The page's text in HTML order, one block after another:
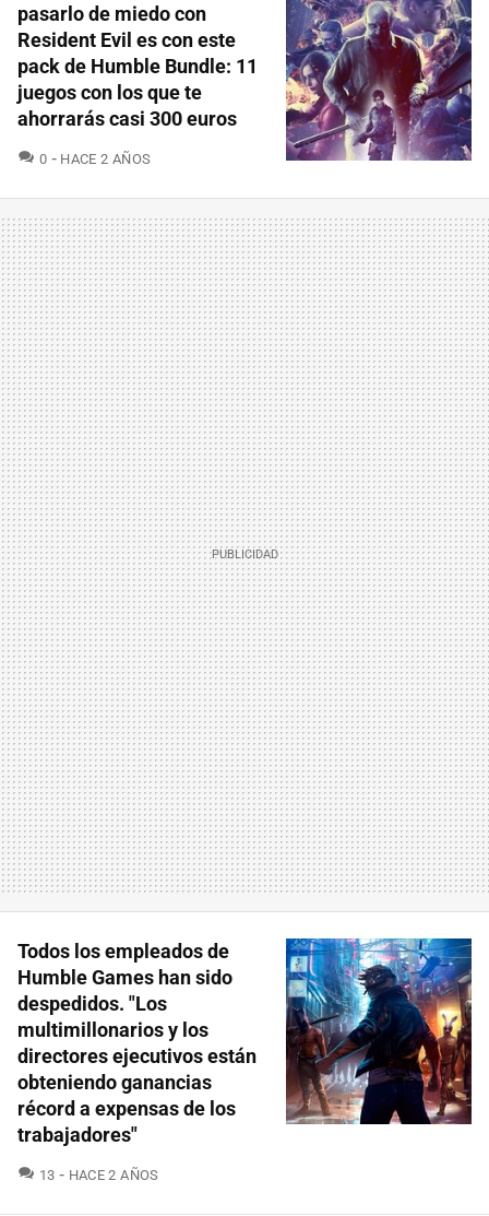
pasarlo de miedo con
Resident Evil es con este
pack de Humble Bundle: 11
juegos con los que te
ahorrarás casi 300 euros
0 COMENTARIOS
HACE 2 AÑOS
Todos los empleados de
Humble Games han sido
despedidos. "Los
multimillonarios y los
directores ejecutivos están
obteniendo ganancias
récord a expensas de los
trabajadores"
13 COMENTARIOS
HACE 2 AÑOS